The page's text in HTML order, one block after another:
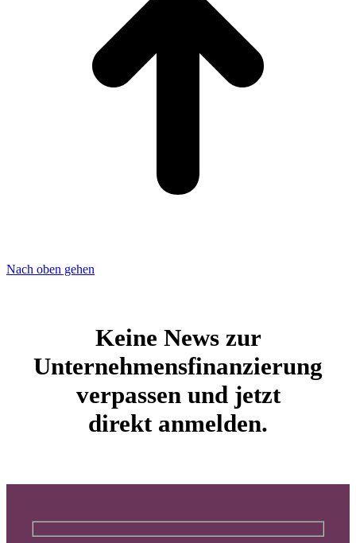
Nach oben gehen
Keine News zur
Unternehmensfinanzierung
verpassen und jetzt
direkt anmelden.